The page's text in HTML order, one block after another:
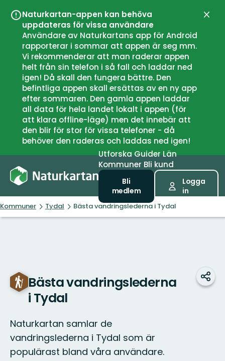
Naturkartan-appen kan behöva
uppdateras för vissa användare
Användare av Naturkartans app för Android
rapporterar i sommar att appen är seg mm.
Vi rekommenderar att man raderar appen
helt från sin telefon i så fall och laddar ned
igen! Då skall den fungera bättre. Den
befintliga appen skall ersättas av en ny app
efter sommaren. Den gamla appen laddar
all data för hela landet lokalt i appen (för
att klara offline-läge) men det innebär att
den blir för stor för vissa telefoner - då
behöver den raderas och laddas ned igen!
UtforskaGuiderLän
Kommuner Bli kund
Bli
medlem
Logga
in
Kommuner Tydal Bästa vandringslederna i Tydal
Bästa vandringslederna
i Tydal
Naturkartan samlar de
vandringslederna i Tydal som är
populärast bland våra användare.
Dela